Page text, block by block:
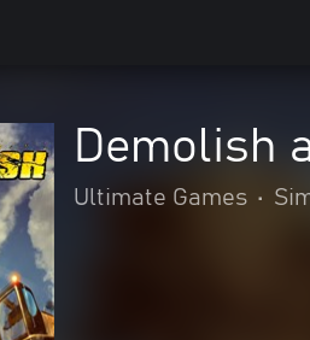
Demolish
Ultimate Games •